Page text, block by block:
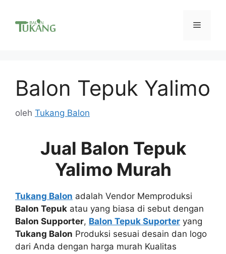
Menu
Balon Tepuk Yalimo
oleh Tukang Balon
Jual Balon Tepuk
Yalimo Murah
Tukang Balon adalah Vendor Memproduksi
Balon Tepuk atau yang biasa di sebut dengan
Balon Supporter, Balon Tepuk Suporter yang
Tukang Balon Produksi sesuai desain dan logo
dari Anda dengan harga murah Kualitas